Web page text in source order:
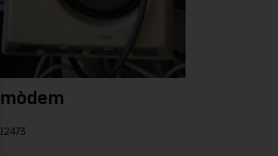
mòdem
12473